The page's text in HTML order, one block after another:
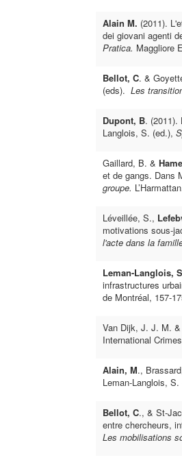
Alain M. (2011).
dei giovani agenti
Pratica. Maggliore
Bellot, C. &
(eds). Les
Dupont, B. (2011).
Langlois, S. (ed.),
Gaillard, B. &
et de gangs. Dans
groupe.
Léveillée, S.,
motivations sous-
l'acte dans la
Leman-Langlois,
infrastructures
de Montréal, 157-
Van Dijk, J. J. M. &
International
Alain, M.,
Leman-Langlois, S.
Bellot, C., & St-
entre chercheurs,
Les mobilisations